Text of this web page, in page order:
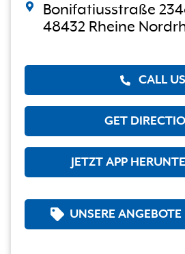
Bonifatiusstraße
48432 Rheine
CALL US
GET
JETZT APP
UNSERE